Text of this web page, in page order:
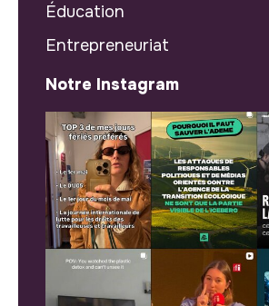
Éducation
Entrepreneuriat
Notre Instagram